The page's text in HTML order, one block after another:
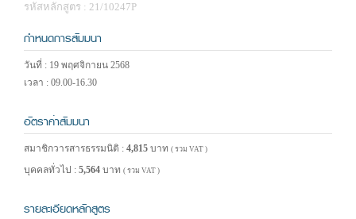
รหัสหลักสูตร : 21/10247P
กำหนดการสัมมนา
วันที่ : 19 พฤศจิกายน 2568
เวลา : 09.00-16.30
อัตราค่าสัมมนา
สมาชิกวารสารธรรมนิติ : 4,815 บาท ( รวม VAT )
บุคคลทั่วไป : 5,564 บาท ( รวม VAT )
รายละเอียดหลักสูตร